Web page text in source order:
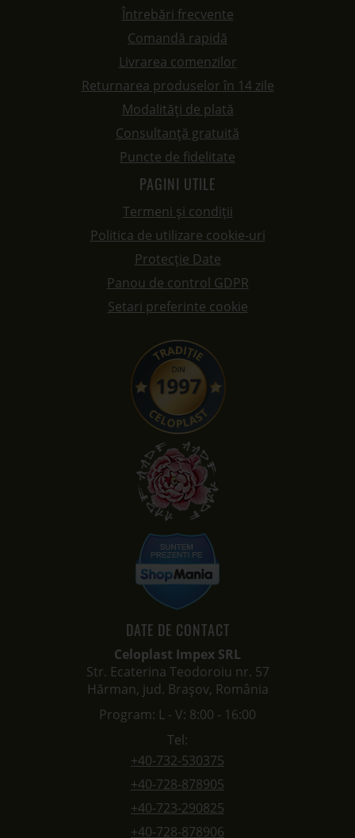
Întrebări frecvente
Comandă rapidă
Livrarea comenzilor
Returnarea produselor în 14 zile
Modalități de plată
Consultanță gratuită
Puncte de fidelitate
PAGINI UTILE
Termeni și condiții
Politica de utilizare cookie-uri
Protecție Date
Panou de control GDPR
Setari preferinte cookie
DATE DE CONTACT
Celoplast Impex SRL
Str. Ecaterina Teodoroiu nr. 57
Hărman, jud. Brașov, România
Program: L - V: 8:00 - 16:00
Tel:
+40-732-530375
+40-728-878905
+40-723-290825
+40-728-878906